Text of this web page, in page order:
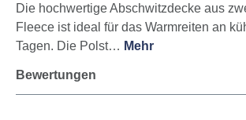
Die hochwertige Abschwitzdecke aus
Fleece ist ideal für das Warmreiten an
Tagen. Die Polst… Mehr
Bewertungen